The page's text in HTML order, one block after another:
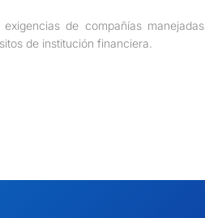
de compañías manejadas
de institución financiera.